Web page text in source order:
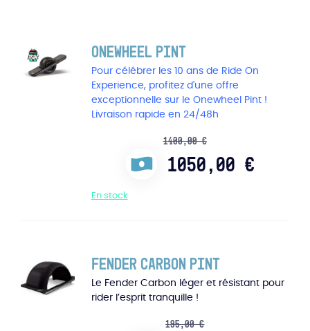
Onewheel Pint
Pour célébrer les 10 ans de Ride On
Experience, profitez d'une offre
exceptionnelle sur le Onewheel Pint !
Livraison rapide en 24/48h
1400,00€
1050,00 €
En stock
Fender Carbon Pint
Le Fender Carbon léger et résistant pour
rider l’esprit tranquille !
195,00€